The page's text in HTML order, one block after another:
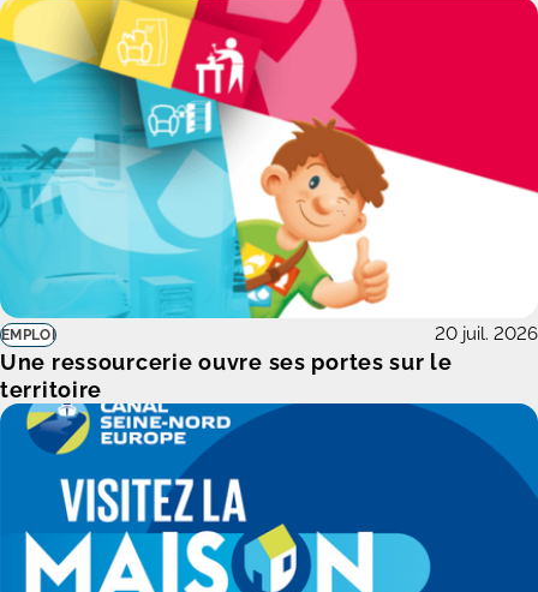
Une ressourcerie ouvre ses portes sur le
territoire
EMPLOI 20 juil. 2026